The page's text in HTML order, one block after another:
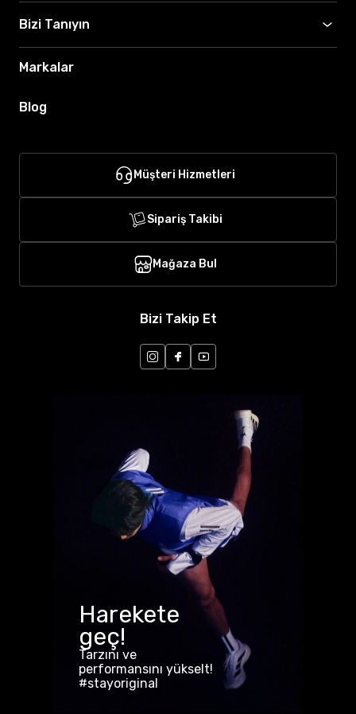
Bizi Tanıyın
Markalar
Blog
Müşteri Hizmetleri
Sipariş Takibi
Mağaza Bul
Bizi Takip Et
Harekete
geç!
Tarzını ve
performansını yükselt!
#stayoriginal